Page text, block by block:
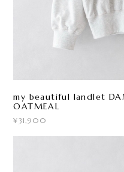
my beautiful landlet
OATMEAL
¥31,900